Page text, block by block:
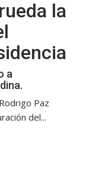
la
a
Paz
del...